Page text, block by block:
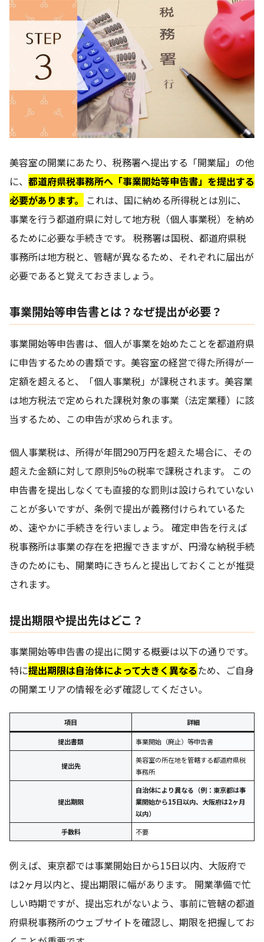
美容室の開業にあたり、税務署へ提出する「開業届」の他
に、 都道府県税事務所へ「事業開始等申告書」を提出する
必要があります。
これは、国に納める所得税とは別に、
事業を行う都道府県に対して地方税（個人事業税）を納め
るために必要な手続きです。 税務署は国税、都道府県税
事務所は地方税と、管轄が異なるため、それぞれに届出が
必要であると覚えておきましょう。
事業開始等申告書とは？なぜ提出が必要？
事業開始等申告書は、個人が事業を始めたことを都道府県
に申告するための書類です。美容室の経営で得た所得が一
定額を超えると、「個人事業税」が課税されます。美容業
は地方税法で定められた課税対象の事業（法定業種）に該
当するため、この申告が求められます。
個人事業税は、所得が年間290万円を超えた場合に、その
超えた金額に対して原則5%の税率で課税されます。 この
申告書を提出しなくても直接的な罰則は設けられていない
ことが多いですが、条例で提出が義務付けられているた
め、速やかに手続きを行いましょう。 確定申告を行えば
税事務所は事業の存在を把握できますが、円滑な納税手続
きのためにも、開業時にきちんと提出しておくことが推奨
されます。
提出期限や提出先はどこ？
事業開始等申告書の提出に関する概要は以下の通りです。
特に提出期限は自治体によって大きく異なるため、ご自身
の開業エリアの情報を必ず確認してください。
項目 詳細
提出書類 事業開始（廃止）等申告書
提出先
美容室の所在地を管轄する都道府県税
事務所
提出期限
自治体により異なる（例：東京都は事
業開始から15日以内、大阪府は2ヶ月
以内）
手数料
不要
例えば、東京都では事業開始日から15日以内、大阪府で
は2ヶ月以内と、提出期限に幅があります。 開業準備で忙
しい時期ですが、提出忘れがないよう、事前に管轄の都道
府県税事務所のウェブサイトを確認し、期限を把握してお